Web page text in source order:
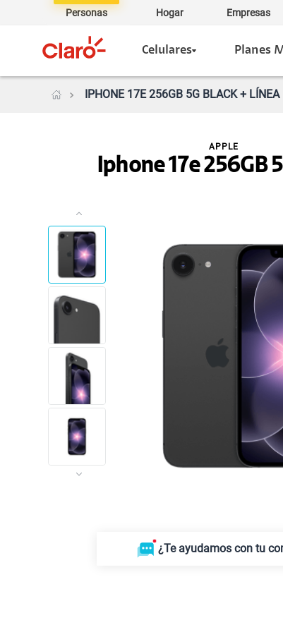
Personas Hogar Empresas
Celulares Planes
IPHONE 17E 256GB 5G BLACK +
Iphone 17e 256GB
APPLE
¿Te ayudamos con tu